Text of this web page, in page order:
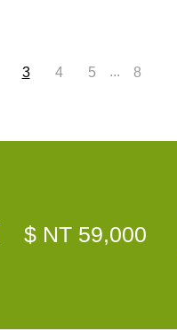
3 4 5 ... 8
$ NT 59,000